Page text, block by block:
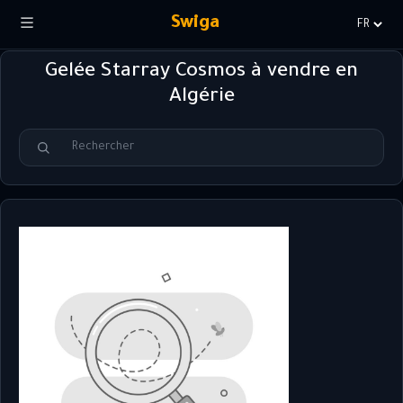
Swiga
la
langueGelée Starray Cosmos à vendre en
Algérie